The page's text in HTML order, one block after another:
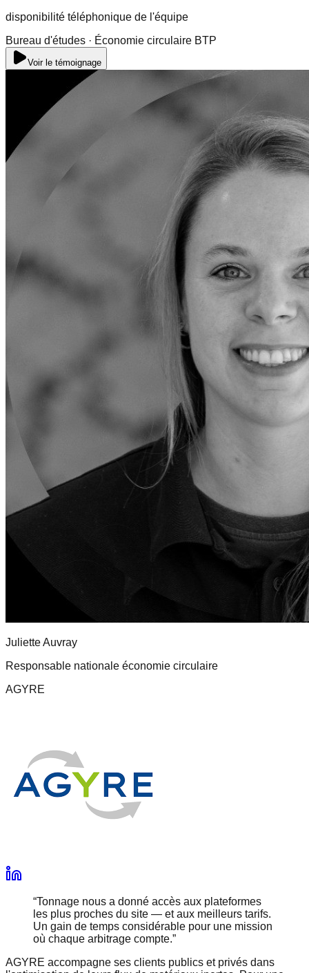
disponibilité téléphonique de l'équipe
Bureau d'études · Économie circulaire BTP
Voir le témoignage
JulietteAuvray
Responsable nationale économie circulaire
AGYRE
“Tonnage nous a donné accès aux plateformes
les plus proches du site — et aux meilleurs tarifs.
Un gain de temps considérable pour une mission
où chaque arbitrage compte.”
AGYRE accompagne ses clients publics et privés dans